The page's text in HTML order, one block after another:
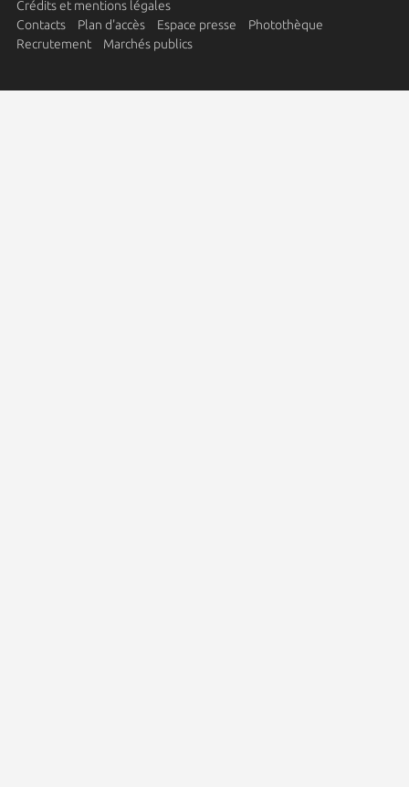
Crédits et mentions légales
Contacts
Plan d'accès Espace presse
Photothèque
Recrutement
Marchés publics